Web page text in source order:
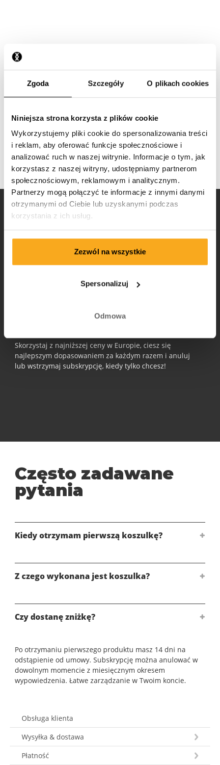
Zgoda Szczegóły O plikach cookies
Niniejsza strona korzysta z plików cookie
Wykorzystujemy pliki cookie do spersonalizowania treści
i reklam, aby oferować funkcje społecznościowe i
analizować ruch w naszej witrynie. Informacje o tym, jak
korzystasz z naszej witryny, udostępniamy partnerom
społecznościowym, reklamowym i analitycznym.
Partnerzy mogą połączyć te informacje z innymi danymi
otrzymanymi od Ciebie lub uzyskanymi podczas
korzystania z ich usług.
Zezwól na wszystkie
Spersonalizuj
Odmowa
To idealny moment, żeby
dołączyć do nas.
Zwykle nasze koszulki kosztują 55,00 zł, ale specjalnie dla
nowych członków oferujemy je teraz za jedyne 33,99 zł.
Na co czekasz?
Tak, chcę tego!
Go for it:
Sprawdź swoje dane
Wybierz swój rozmiar
Skorzystaj z najniższej ceny w Europie, ciesz się
najlepszym dopasowaniem za każdym razem i anuluj
lub wstrzymaj subskrypcję, kiedy tylko chcesz!
Często zadawane
pytania
Kiedy otrzymam pierwszą koszulkę?
Z czego wykonana jest koszulka?
Czy dostanę zniżkę?
Po otrzymaniu pierwszego produktu masz 14 dni na
odstąpienie od umowy. Subskrypcję można anulować w
dowolnym momencie z miesięcznym okresem
wypowiedzenia. Łatwe zarządzanie w Twoim koncie.
Obsługa klienta
Wysyłka & dostawa
Płatność